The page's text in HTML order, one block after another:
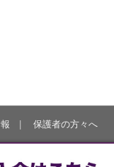
保護者の方々へ